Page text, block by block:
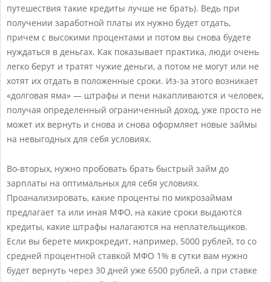
путешествия такие кредиты лучше не брать). Ведь при
получении заработной платы их нужно будет отдать,
причем с высокими процентами и потом вы снова будете
нуждаться в деньгах. Как показывает практика, люди очень
легко берут и тратят чужие деньги, а потом не могут или не
хотят их отдать в положенные сроки. Из-за этого возникает
«долговая яма» — штрафы и пени накапливаются и человек,
получая определенный ограниченный доход, уже просто не
может их вернуть и снова и снова оформляет новые займы
на невыгодных для себя условиях.
Во-вторых, нужно пробовать брать быстрый займ до
зарплаты на оптимальных для себя условиях.
Проанализировать, какие проценты по микрозаймам
предлагает та или иная МФО, на какие сроки выдаются
кредиты, какие штрафы налагаются на неплательщиков.
Если вы берете микрокредит, например, 5000 рублей, то со
средней процентной ставкой МФО 1% в сутки вам нужно
будет вернуть через 30 дней уже 6500 рублей, а при ставке